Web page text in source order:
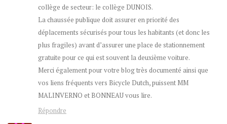
collège de secteur: le collège DUNOIS.
La chaussée publique doit assurer en priorité des
déplacements sécurisés pour tous les habitants (et donc les
plus fragiles) avant d’assurer une place de stationnement
gratuite pour ce qui est souvent la deuxième voiture.
Merci également pour votre blog très documenté ainsi que
vos liens fréquents vers Bicycle Dutch, puissent MM
MALINVERNO et BONNEAU vous lire.
Répondre